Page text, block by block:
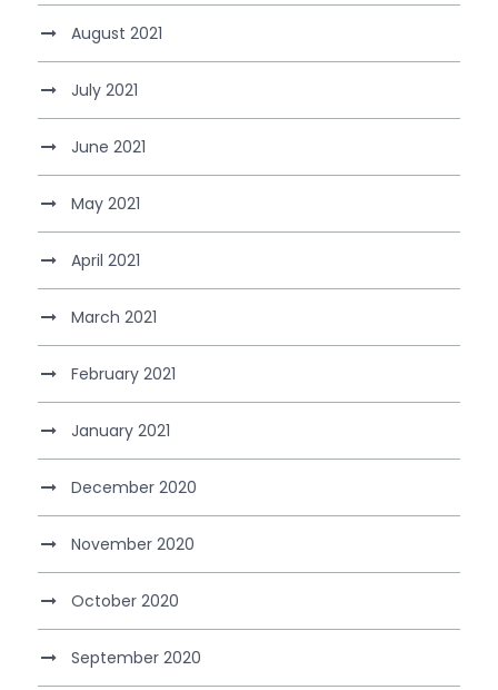
August 2021
July 2021
June 2021
May 2021
April 2021
March 2021
February 2021
January 2021
December 2020
November 2020
October 2020
September 2020